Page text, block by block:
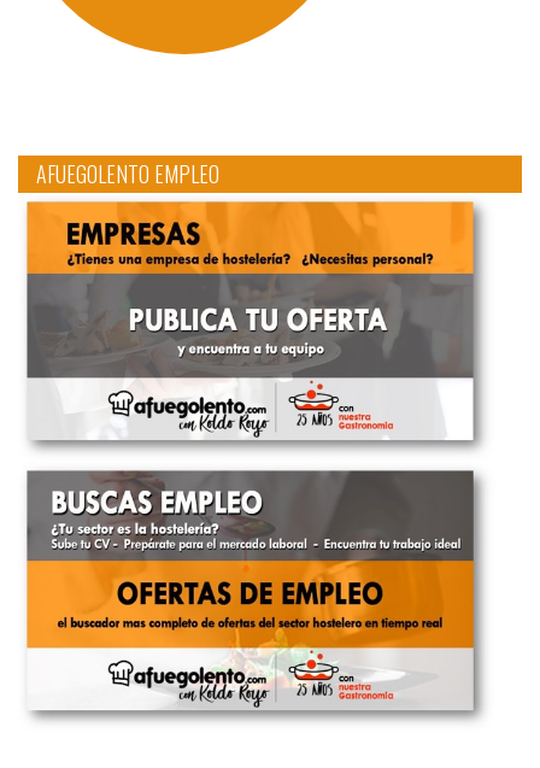
AFUEGOLENTO EMPLEO